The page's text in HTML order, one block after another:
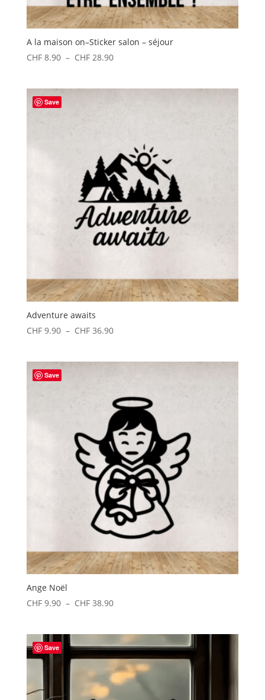
A la maison on–Sticker salon – séjour
CHF8.90 – CHF28.90Plage
Save
Adventure awaits
CHF9.90 – CHF36.90Plage
CHF 36.90
Save
Ange Noël
CHF9.90 – CHF38.90Plage
CHF 9.90
à
CHF 38.90
Save